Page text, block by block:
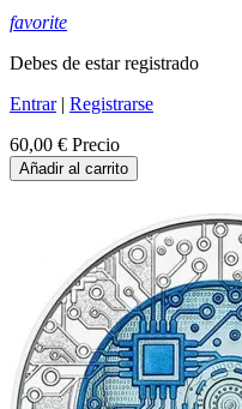
favorite
Debes de estar registrado
Entrar| Registrarse
60,00 € Precio
Añadir al carrito